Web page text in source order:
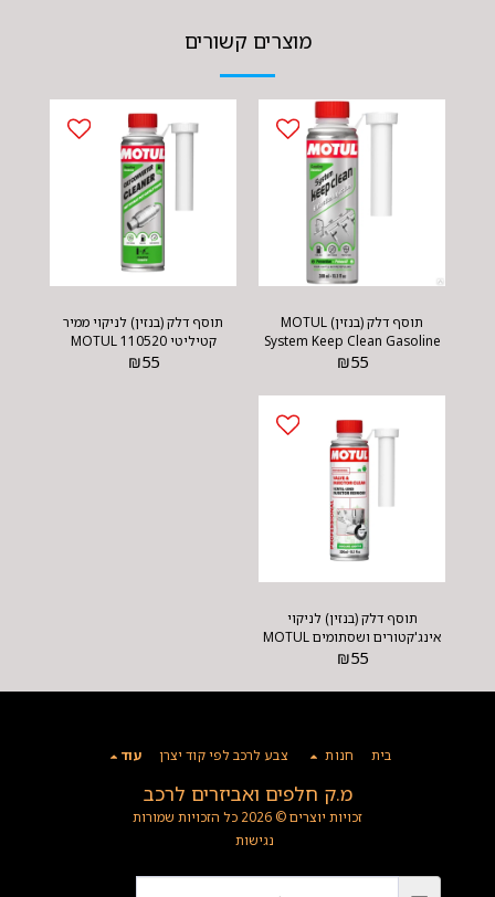
מוצרים קשורים
תוסף דלק (בנזין) MOTUL
System Keep Clean Gasoline
₪55
תוסף דלק (בנזין) לניקוי ממיר
קטיליטי MOTUL 110520
₪55
תוסף דלק (בנזין) לניקוי
אינג'קטורים ושסתומים MOTUL
108123
₪55
מ.ק חלפים ואביזרים לרכב
זכויות יוצרים © 2026 כל הזכויות שמורות
נגישות
בית חנות צבע לרכב לפי קוד יצרן עוד